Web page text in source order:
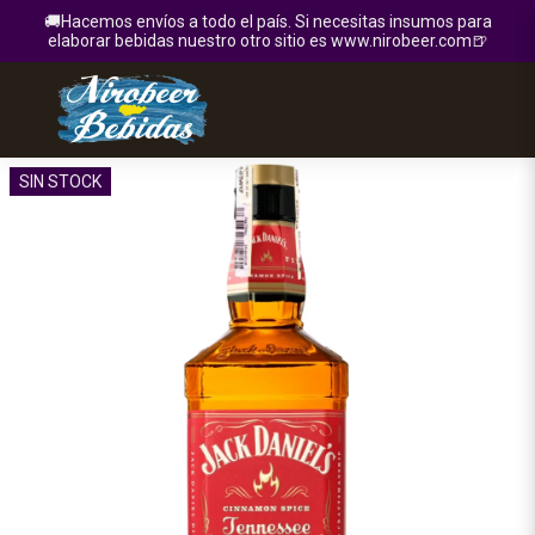
🚚Hacemos envíos a todo el país. Si necesitas insumos para
elaborar bebidas nuestro otro sitio es www.nirobeer.com🍺
SIN STOCK